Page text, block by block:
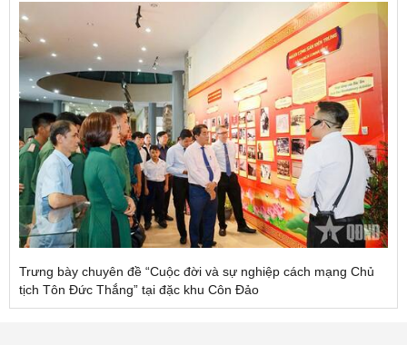
Trưng bày chuyên đề “Cuộc đời và sự nghiệp cách mạng Chủ
tịch Tôn Đức Thắng” tại đặc khu Côn Đảo